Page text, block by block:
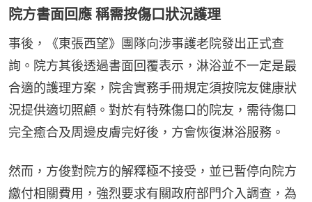
院方書面回應 稱需按傷口狀況護理
事後，《東張西望》團隊向涉事護老院發出正式查
詢。院方其後透過書面回覆表示，淋浴並不一定是最
合適的護理方案，院舍實務手冊規定須按院友健康狀
況提供適切照顧。對於有特殊傷口的院友，需待傷口
完全癒合及周邊皮膚完好後，方會恢復淋浴服務。
然而，方俊對院方的解釋極不接受，並已暫停向院方
繳付相關費用，強烈要求有關政府部門介入調查，為